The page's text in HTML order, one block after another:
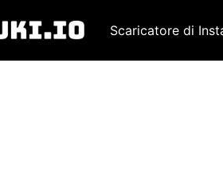
Scaricatore di